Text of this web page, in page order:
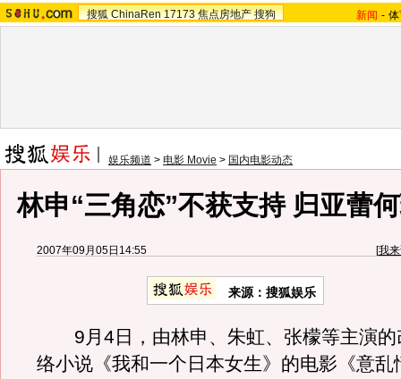
搜狐 ChinaRen 17173 焦点房地产 搜狗 新闻 -
娱乐频道 > 电影 Movie > 国内电影动态
林申“三角恋”不获支持 归亚蕾
2007年09月05日14:55 [我
来源：搜狐娱乐
9月4日，由林申、朱虹、张檬等主演的
络小说《我和一个日本女生》的电影《意乱